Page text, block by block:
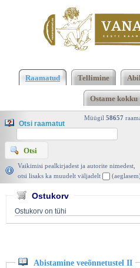
veeõnnetustel II, Heino
Raamatud Tellimine
Ostame kokku
Müügil 58657
Otsi raamatut
Vaikimisi pealkirjadest ja autorite nimedest,
otsi lisaks ka muudelt väljadelt
Ostukorv
Ostukorv on tühi
Abistamine veeõnnetustel II